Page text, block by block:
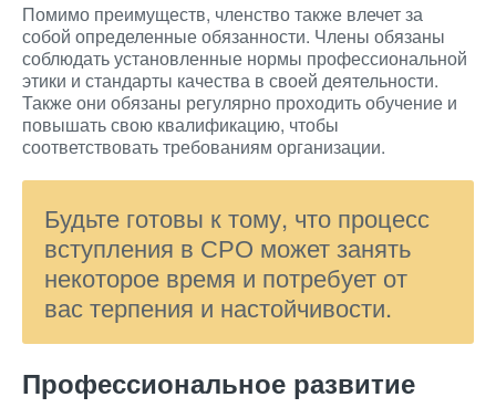
Помимо преимуществ, членство также влечет за
собой определенные обязанности. Члены обязаны
соблюдать установленные нормы профессиональной
этики и стандарты качества в своей деятельности.
Также они обязаны регулярно проходить обучение и
повышать свою квалификацию, чтобы
соответствовать требованиям организации.
Будьте готовы к тому, что процесс
вступления в СРО может занять
некоторое время и потребует от
вас терпения и настойчивости.
Профессиональное развитие